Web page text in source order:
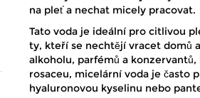
na pleť a nechat micely pracovat.
Tato voda je ideální pro citlivou
ty, kteří se nechtějí vracet domů
alkoholu, parfémů a
rosaceu, micelární voda je často
hyaluronovou kyselinu nebo